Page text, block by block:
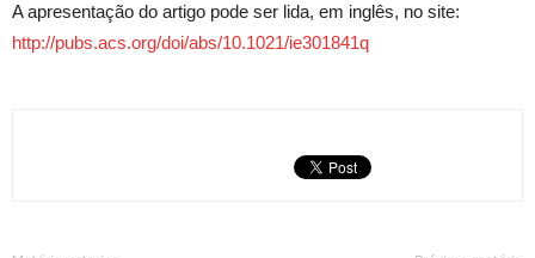
A apresentação do artigo pode ser lida, em inglês, no site:
http://pubs.acs.org/doi/abs/10.1021/ie301841q